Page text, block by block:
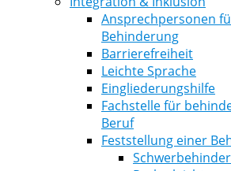
Ansprechpersonen
Behinderung
Barrierefreiheit
Leichte Sprache
Eingliederungshilfe
Fachstelle für
Beruf
Feststellung einer